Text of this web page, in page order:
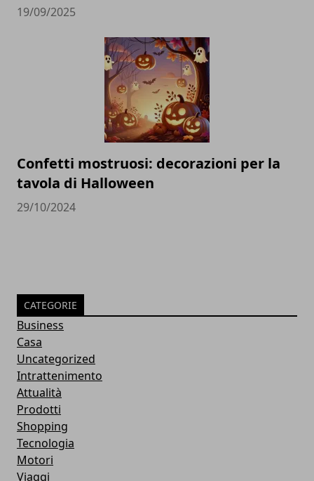
19/09/2025
Confetti mostruosi: decorazioni per la
tavola di Halloween
29/10/2024
CATEGORIE
Business
Casa
Uncategorized
Intrattenimento
Attualità
Prodotti
Shopping
Tecnologia
Motori
Viaggi